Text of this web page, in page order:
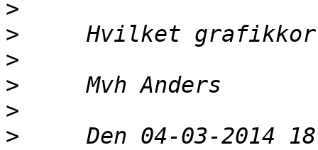
>
>
>
>
>
>
Den 04-03-2014